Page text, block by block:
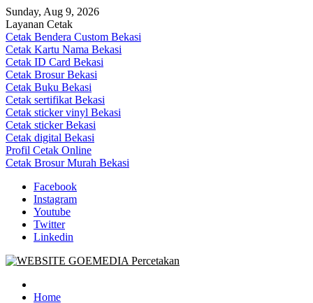
Skip
to
content
Sunday, Aug 9, 2026
Layanan Cetak
Cetak Bendera Custom Bekasi
Cetak Kartu Nama Bekasi
Cetak ID Card Bekasi
Cetak Brosur Bekasi
Cetak Buku Bekasi
Cetak sertifikat Bekasi
Cetak sticker vinyl Bekasi
Cetak sticker Bekasi
Cetak digital Bekasi
Profil Cetak Online
Cetak Brosur Murah Bekasi
Facebook
Instagram
Youtube
Twitter
Linkedin
Goe Media Percetakan | 0822-4439-5599 (Call/WA)
0822-4439-5599 (Call/WA) Percetakan jasa cetak banner buku yasin
invoice kartu nama label map nota spanduk stiker undangan
Home